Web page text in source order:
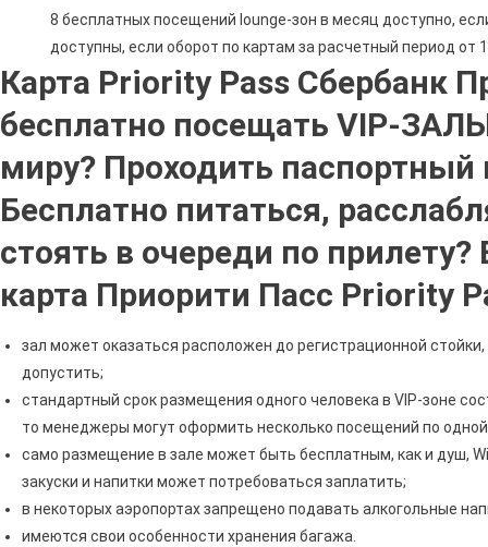
8 бесплатных посещений lounge-зон в месяц доступно,
доступны, если оборот по картам за расчетный период от
Карта Priority Pass Сбербанк
бесплатно посещать VIP-
миру? Проходить паспортный
Бесплатно питаться,
стоять в очереди по
карта Приорити Пасс Priority
зал может оказаться расположен до регистрационной
допустить;
стандартный срок размещения одного человека в VIP-зоне
то менеджеры могут оформить несколько посещений по
само размещение в зале может быть бесплатным, как и душ,
закуски и напитки может потребоваться заплатить;
в некоторых аэропортах запрещено подавать алкогольные
имеются свои особенности хранения багажа.